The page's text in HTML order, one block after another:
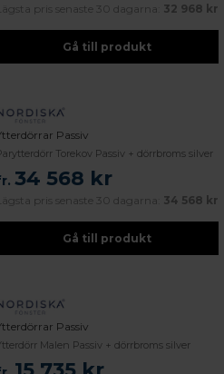
pris senaste 30 dagarna: 32 968 kr
Gå till produkt
Passiv
Torekov Passiv + dörrbroms silver
34 568 kr
pris senaste 30 dagarna: 34 568 kr
Gå till produkt
Passiv
Malen Passiv + dörrbroms silver